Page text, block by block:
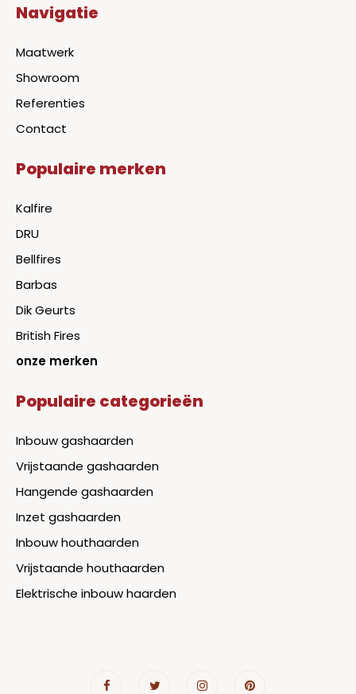
Navigatie
Maatwerk
Showroom
Referenties
Contact
Populaire merken
Kalfire
DRU
Bellfires
Barbas
Dik Geurts
British Fires
onze merken
Populaire categorieën
Inbouw gashaarden
Vrijstaande gashaarden
Hangende gashaarden
Inzet gashaarden
Inbouw houthaarden
Vrijstaande houthaarden
Elektrische inbouw haarden